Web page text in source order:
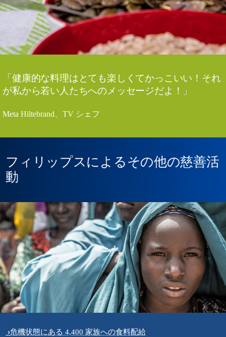
「健康的な料理はとても楽しくてかっこいい！それ
が私から若い人たちへのメッセージだよ！」
Meta Hiltebrand、TV シェフ
フィリップスによるその他の慈善活
動
危機状態にある 4,400 家族への食料配給